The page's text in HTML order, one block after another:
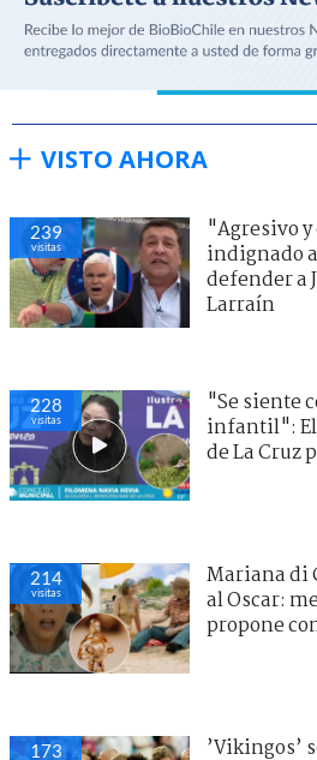
VISTO AHORA
239
visitas
"Agresivo
indignado
defender a
Larraín
228
visitas
"Se siente
infantil": El
de La Cruz
214
visitas
Mariana di
al Oscar:
propone
173
’Vikingos’